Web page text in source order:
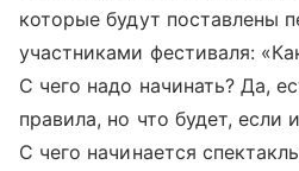
которые будут поставлены
участниками фестиваля:
С чего надо начинать? Да,
правила, но что будет, если
С чего начинается